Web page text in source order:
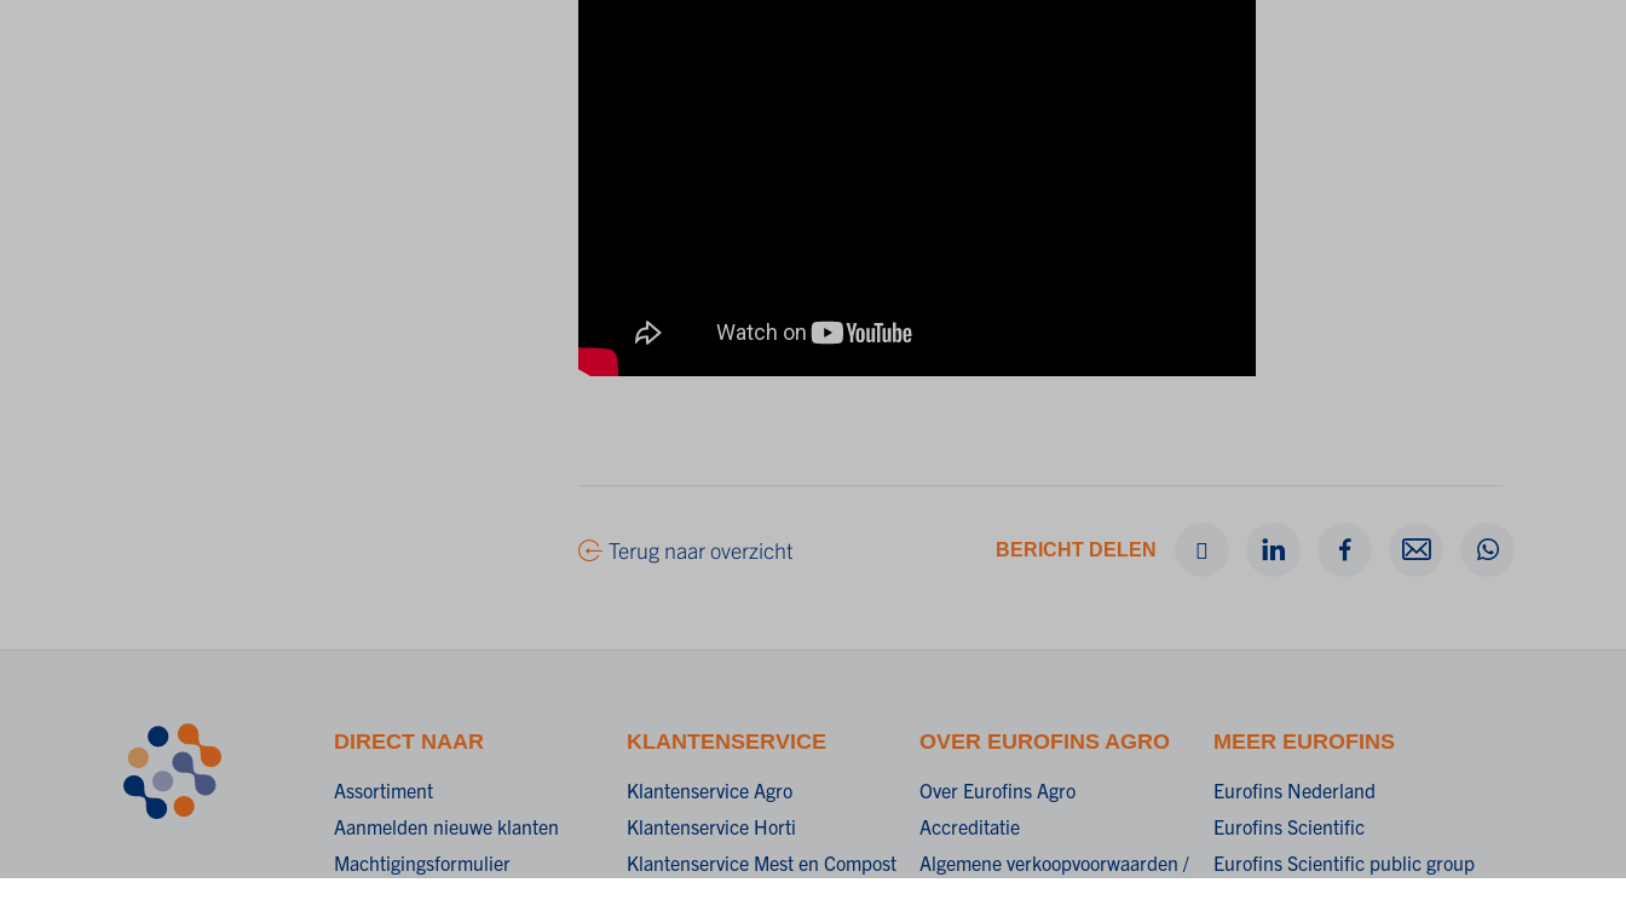
Terug naar overzicht BERICHT DELEN
DIRECT NAAR
Assortiment
Aanmelden nieuwe klanten
Machtigingsformulier
KLANTENSERVICE
Klantenservice Agro
Klantenservice Horti
Klantenservice Mest en Compost
OVER EUROFINS AGRO
Over Eurofins Agro
Accreditatie
Algemene verkoopvoorwaarden /
MEER EUROFINS
Eurofins Nederland
Eurofins Scientific
Eurofins Scientific public group